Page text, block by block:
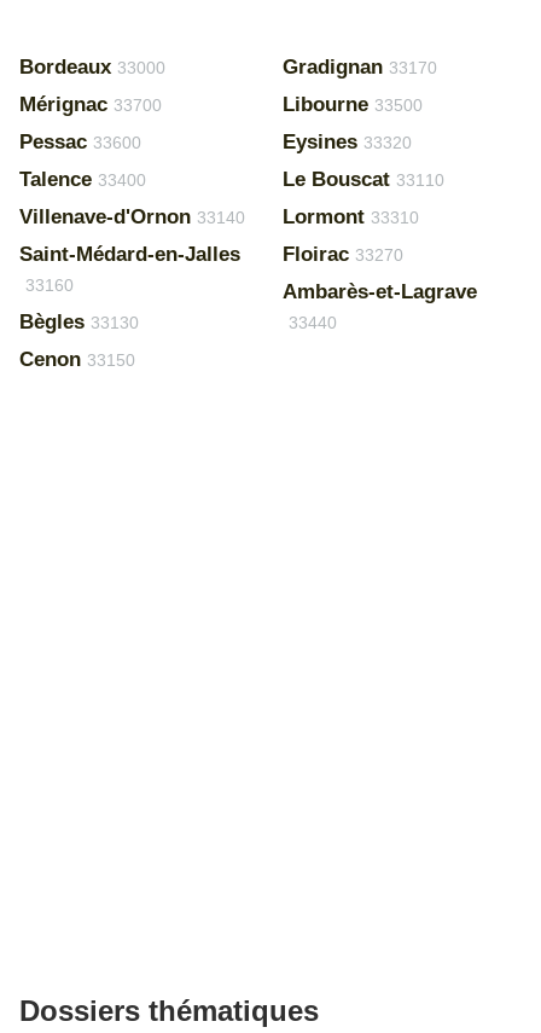
Bordeaux 33000
Mérignac 33700
Pessac 33600
Talence 33400
Villenave-d'Ornon 33140
Saint-Médard-en-Jalles
33160
Bègles 33130
Cenon 33150
Gradignan 33170
Libourne 33500
Eysines 33320
Le Bouscat 33110
Lormont 33310
Floirac 33270
Ambarès-et-Lagrave
33440
Dossiers thématiques